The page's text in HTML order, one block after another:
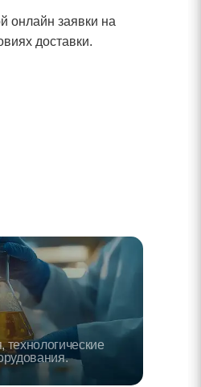
онлайн заявки на
доставки.